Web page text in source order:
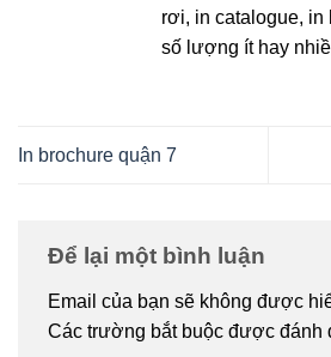
rơi, in catalogue, in
số lượng ít hay
In brochure quận 7
Để lại một bình luận
Email của bạn sẽ không được
Các trường bắt buộc được đánh